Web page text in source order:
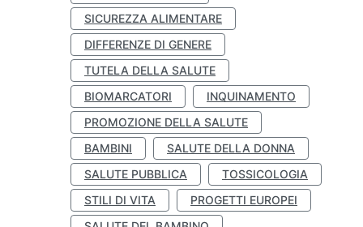
SICUREZZA ALIMENTARE
DIFFERENZE DI GENERE
TUTELA DELLA SALUTE
BIOMARCATORI
INQUINAMENTO
PROMOZIONE DELLA SALUTE
BAMBINI
SALUTE DELLA DONNA
SALUTE PUBBLICA
TOSSICOLOGIA
STILI DI VITA
PROGETTI EUROPEI